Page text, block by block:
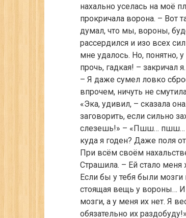
нахально уселась на моё
прокричала ворона. – Вот
думал, что мы, вороны,
рассердился и изо всех
мне удалось. Но, понятно,
прочь, гадкая! –
– Я даже сумел ловко
впрочем, ничуть не
«Эка, удивил, – сказала
заговорить, если сильно
слезешь!» – «Пшш… пшш…
куда я годен? Даже поля
При всём своём
Страшила. – Ей стало меня
Если бы у тебя были
стоящая вещь у вороны… И
мозги, а у меня их нет. Я
обязательно их